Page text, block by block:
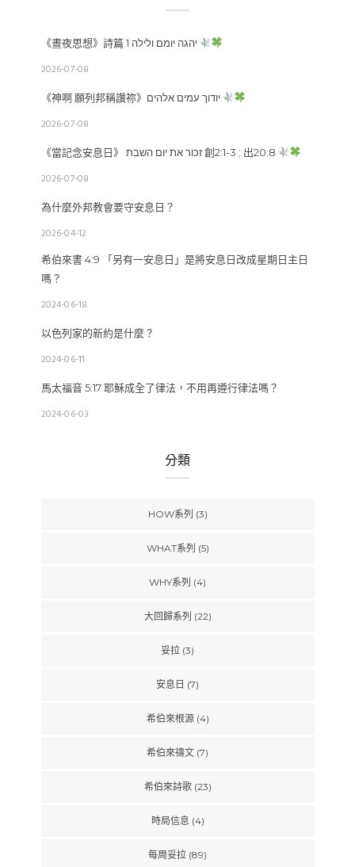
《晝夜思想》詩篇 1 יהגה יומם ולילה
2026-07-08
《神啊 願列邦稱讚祢》יודוך עמים אלהים
2026-07-08
《當記念安息日》 זכור את יום השבת 創2:1-3 ; 出20:8
2026-07-08
為什麼外邦教會要守安息日？
2026-04-12
希伯來書 4:9 「另有一安息日」是將安息日改成星期日主日
嗎？
2024-06-18
以色列家的新約是什麼？
2024-06-11
馬太福音 5:17 耶穌成全了律法，不用再遵行律法嗎？
2024-06-03
分類
HOW系列 (3)
WHAT系列 (5)
WHY系列 (4)
大回歸系列 (22)
妥拉 (3)
安息日 (7)
希伯來根源(4)
希伯來禱文 (7)
希伯來詩歌(23)
時局信息(4)
每周妥拉 (89)